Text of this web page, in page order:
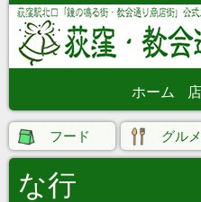
ホーム
フード グルメ
な行